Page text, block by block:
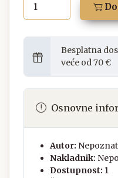
Besplatna
veće od 70 €
Osnovne
Autor:
Nakladnik:
Dostupnost: 1